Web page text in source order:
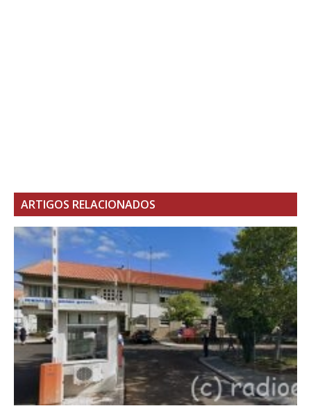
ARTIGOS RELACIONADOS